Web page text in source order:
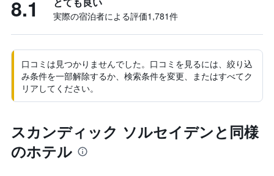
8.1 実際の宿泊者による評価1,781​件
口コミは見つかりませんでした。口コミを見るには、絞り込
み条件を一部解除するか、検索条件を変更、またはすべてク
リアしてください。
スカンディック ソルセイデンと同様
のホテル